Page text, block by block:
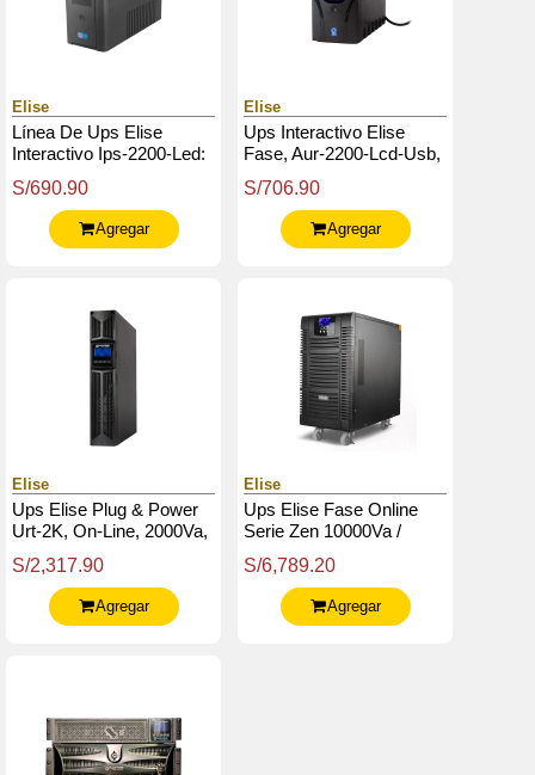
Elise
Línea De Ups Elise
Interactivo Ips-2200-Led:
S/690.90
Agregar
Elise
Ups Interactivo Elise
Fase, Aur-2200-Lcd-Usb,
Inteligente Usb-Hid.
S/706.90
Agregar
Elise
Ups Elise Plug & Power
Urt-2K, On-Line, 2000Va,
232 / Usb.
S/2,317.90
Agregar
Elise
Ups Elise Fase Online
Serie Zen 10000Va /
- Salida 60Amp / Usb.
S/6,789.20
Agregar